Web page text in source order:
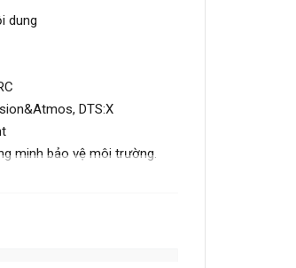
dung
DTS:X
minh bảo vệ môi trường.